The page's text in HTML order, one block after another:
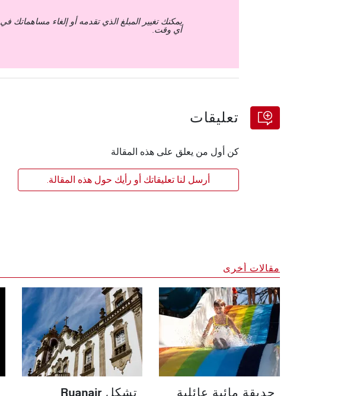
يمكنك تغيير المبلغ الذي تقدمه أو إلغاء مساهماتك في
أي وقت.
تعليقات
كن أول من يعلق على هذه المقالة
أرسل لنا تعليقاتك أو رأيك حول هذه المقالة.
مقالات أخرى
حديقة مائية عائلية
تشكل Ryanair